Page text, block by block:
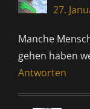
27.
Manche
gehen haben
Antworten